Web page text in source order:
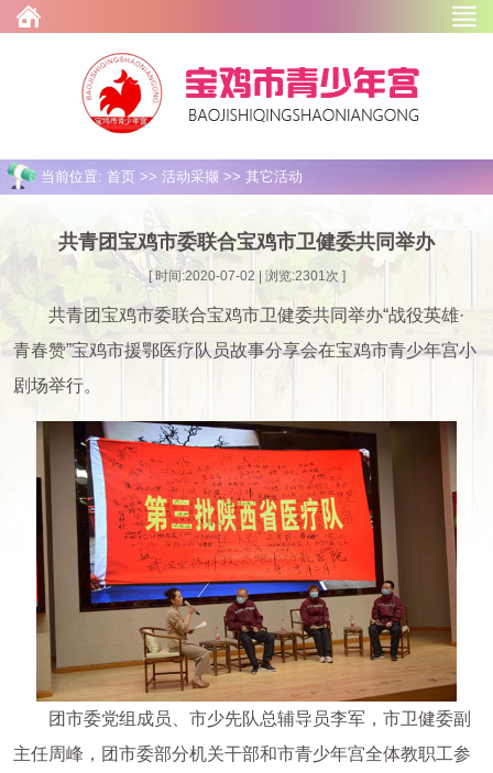
当前位置: 首页 >> 活动采撷 >> 其它活动
共青团宝鸡市委联合宝鸡市卫健委共同举办
[ 时间:2020-07-02 | 浏览:2301次 ]
共青团宝鸡市委联合宝鸡市卫健委共同举办“战役英雄·
青春赞”宝鸡市援鄂医疗队员故事分享会在宝鸡市青少年宫小
剧场举行。
团市委党组成员、市少先队总辅导员李军，市卫健委副
主任周峰，团市委部分机关干部和市青少年宫全体教职工参